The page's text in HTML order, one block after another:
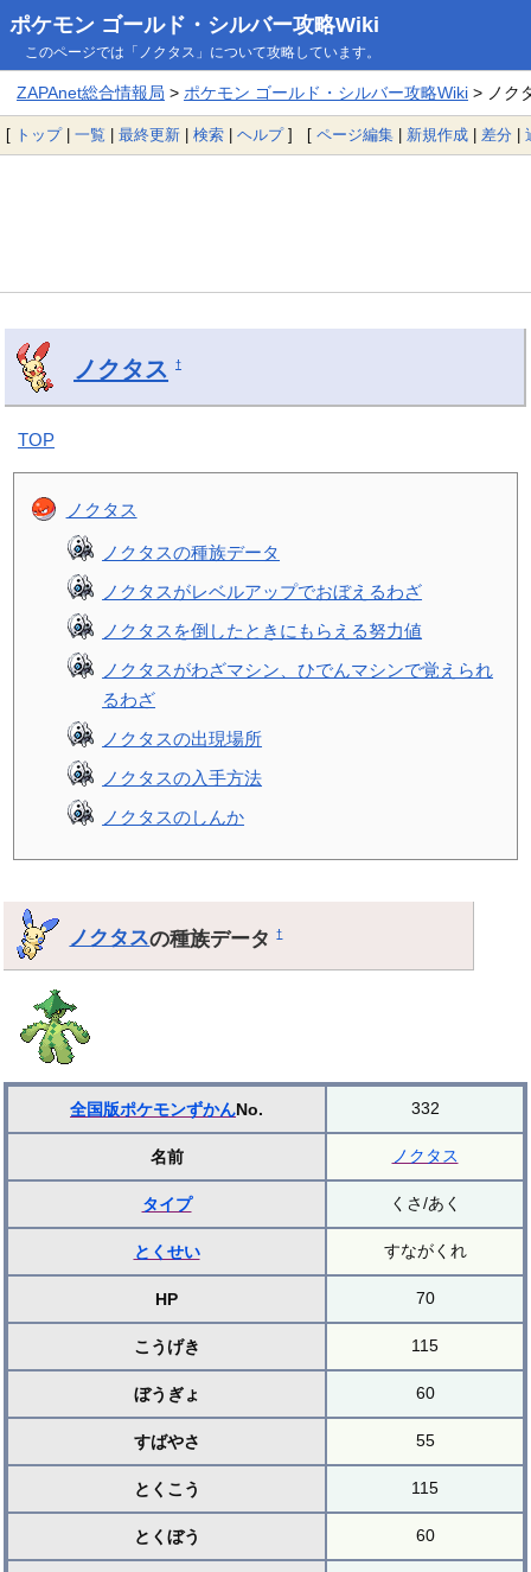
ポケモン ゴールド・シルバー攻略Wiki
このページでは「ノクタス」について攻略しています。
ZAPAnet総合情報局 > ポケモン ゴールド・シルバー攻略Wiki> ノク
[ トップ| 一覧 | 最終更新 | 検索 | ヘルプ] [ ページ編集 | 新規作成 | 差分 |
ノクタス †
TOP
ノクタス
ノクタスの種族データ
ノクタスがレベルアップでおぼえるわざ
ノクタスを倒したときにもらえる努力値
ノクタスがわざマシン、ひでんマシンで覚えられ
るわざ
ノクタスの出現場所
ノクタスの入手方法
ノクタスのしんか
ノクタスの種族データ†
全国版ポケモンずかんNo. 332
名前 ノクタス
タイプ くさ/あく
とくせい すながくれ
HP 70
こうげき 115
ぼうぎょ 60
すばやさ 55
とくこう 115
とくぼう 60